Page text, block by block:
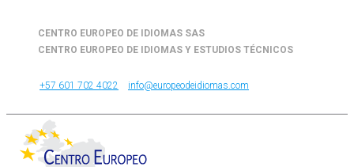
CENTRO EUROPEO DE IDIOMAS SAS
CENTRO EUROPEO DE IDIOMAS Y ESTUDIOS TÉCNICOS
+57 601 702 4022 info@europeodeidiomas.com